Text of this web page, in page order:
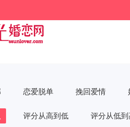
恋爱脱单 挽回爱情
评分从高到低 评分从低到